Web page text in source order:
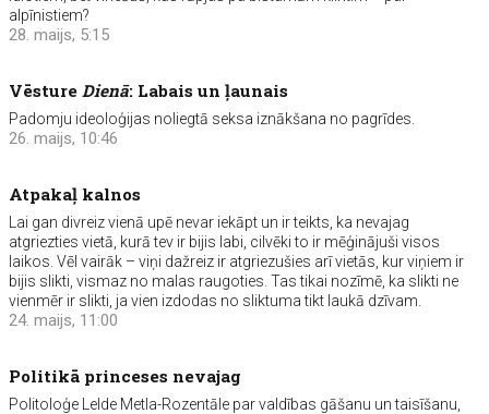
alpīnistiem?
28. maijs, 5:15
VēstureDienā: Labais un ļaunais
Padomju ideoloģijas noliegtā seksa iznākšana no pagrīdes.
26. maijs, 10:46
Atpakaļ kalnos
Lai gan divreiz vienā upē nevar iekāpt un ir teikts, ka nevajag
atgriezties vietā, kurā tev ir bijis labi, cilvēki to ir mēģinājuši visos
laikos. Vēl vairāk – viņi dažreiz ir atgriezušies arī vietās, kur viņiem ir
bijis slikti, vismaz no malas raugoties. Tas tikai nozīmē, ka slikti ne
vienmēr ir slikti, ja vien izdodas no sliktuma tikt laukā dzīvam.
24. maijs, 11:00
Politikā princeses nevajag
Politoloģe Lelde Metla-Rozentāle par valdības gāšanu un taisīšanu,